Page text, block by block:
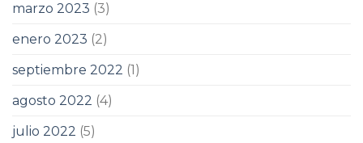
marzo 2023 (3)
enero 2023 (2)
septiembre 2022 (1)
agosto 2022 (4)
julio 2022 (5)